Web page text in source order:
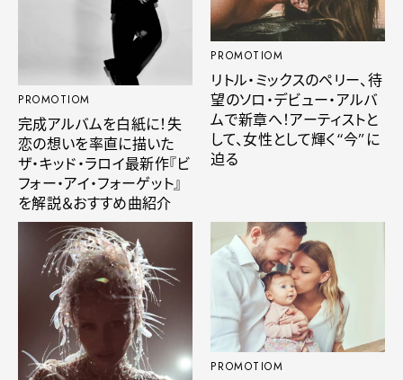
PROMOTIOM
完成アルバムを白紙に！失
恋の想いを率直に描いた
ザ・キッド・ラロイ最新作『ビ
フォー・アイ・フォーゲット』
を解説＆おすすめ曲紹介
PROMOTIOM
リトル・ミックスのペリー、待
望のソロ・デビュー・アルバ
ムで新章へ！アーティストと
して、女性として輝く“今”に
迫る
PROMOTIOM